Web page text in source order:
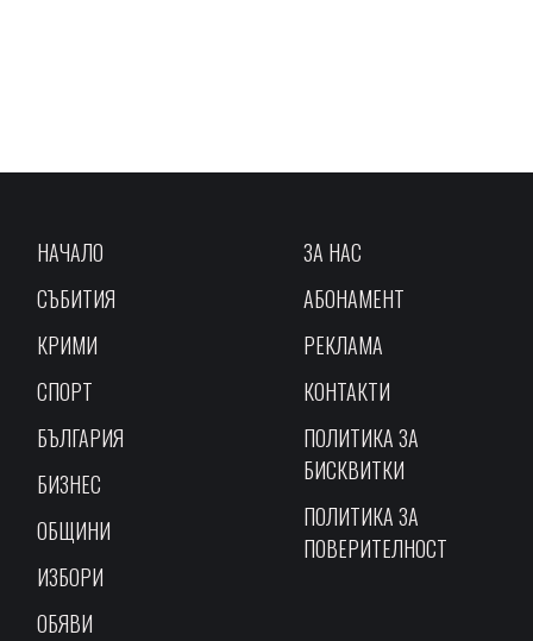
НАЧАЛО
СЪБИТИЯ
КРИМИ
СПОРТ
БЪЛГАРИЯ
БИЗНЕС
ОБЩИНИ
ИЗБОРИ
ОБЯВИ
ЗА НАС
АБОНАМЕНТ
РЕКЛАМА
КОНТАКТИ
ПОЛИТИКА ЗА
БИСКВИТКИ
ПОЛИТИКА ЗА
ПОВЕРИТЕЛНОСТ